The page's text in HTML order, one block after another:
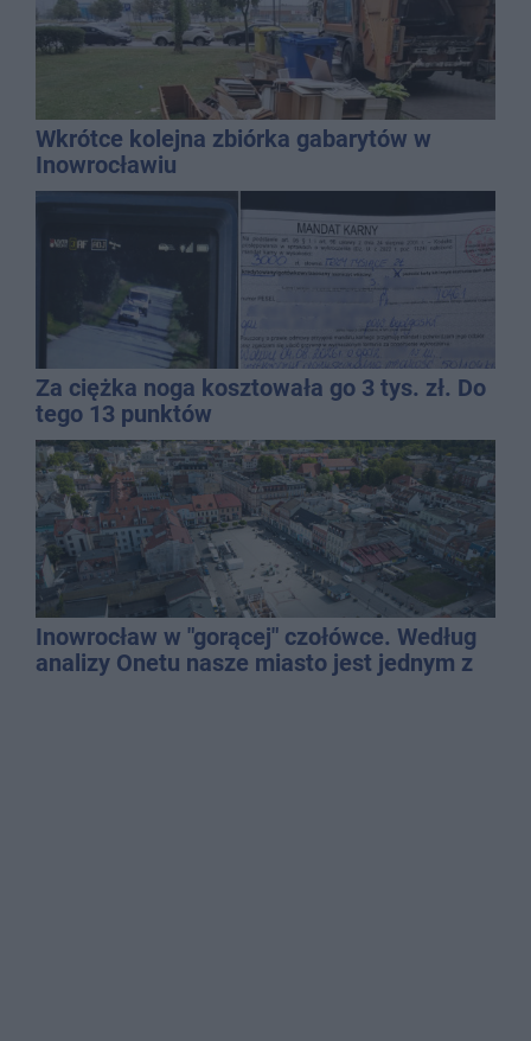
Wkrótce kolejna zbiórka gabarytów w
Inowrocławiu
Za ciężka noga kosztowała go 3 tys. zł. Do
tego 13 punktów
Inowrocław w "gorącej" czołówce. Według
analizy Onetu nasze miasto jest jednym z